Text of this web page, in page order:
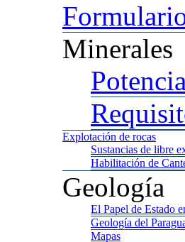
Minerales
Explotación de rocas
Sustancias de libre
Habilitación de
Geología
El Papel de Estado
Geología del
Mapas